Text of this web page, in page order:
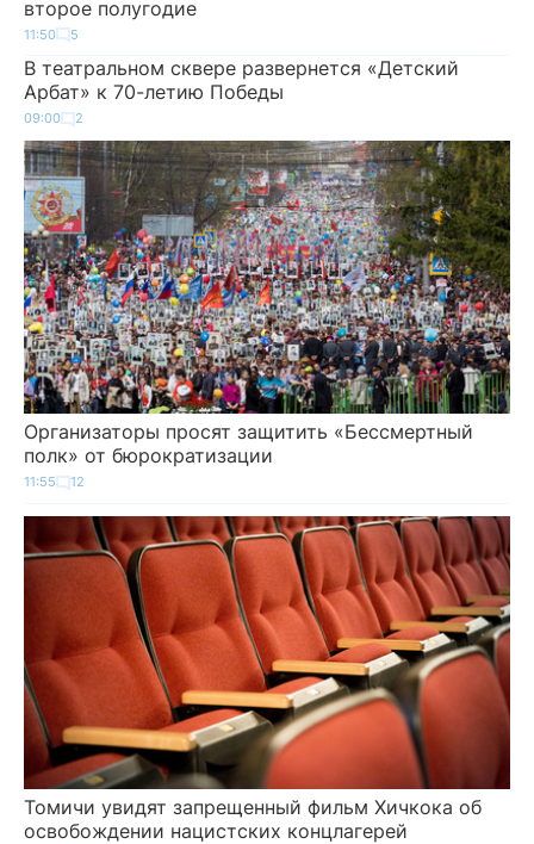
второе полугодие
11:50 5
В театральном сквере развернется «Детский
Арбат» к 70-летию Победы
09:00 2
Организаторы просят защитить «Бессмертный
полк» от бюрократизации
11:55 12
Томичи увидят запрещенный фильм Хичкока об
освобождении нацистских концлагерей